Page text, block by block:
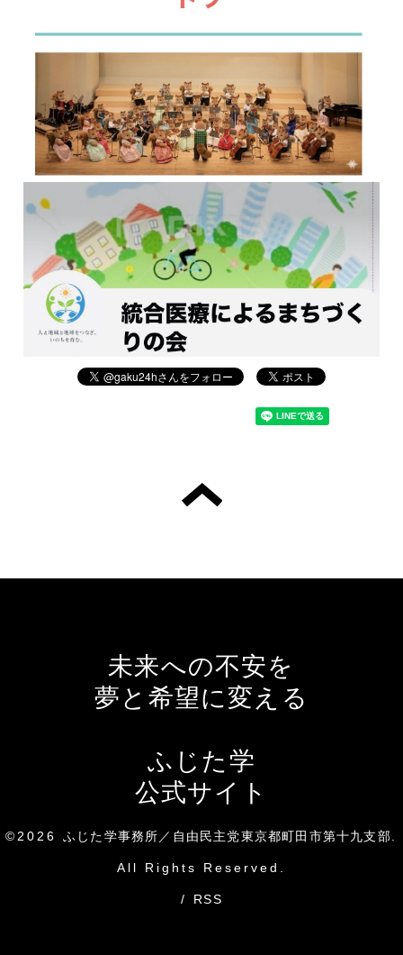
未来への不安を
夢と希望に変える
ふじた学
公式サイト
©2026ふじた学事務所／自由民主党東京都町田市第十九支部.
All Rights Reserved.
/ RSS